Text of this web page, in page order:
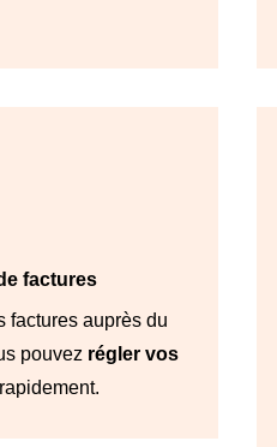
factures
factures auprès du
pouvez régler vos
rapidement.